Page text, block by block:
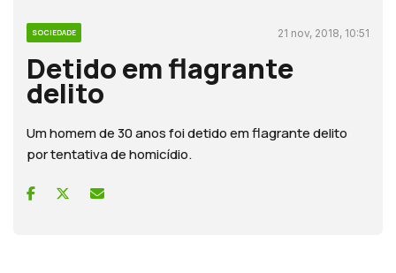
SOCIEDADE 21 nov, 2018, 10:51
Detido em flagrante
delito
Um homem de 30 anos foi detido em flagrante delito
por tentativa de homicídio.